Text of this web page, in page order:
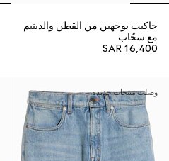
جاكيت بوجهين من القطن والدينيم
مع سحّاب
SAR 16,400
وصلت منتجات جديدة